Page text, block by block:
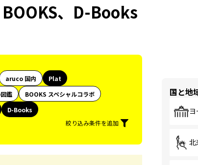
、D-Books
aruco 国内
Plat
鑑
BOOKS スペシャルコラボ
D-Books
絞り込み条件を追加
国と地
北